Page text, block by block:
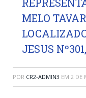
MELO
JESUS
POR CR2-ADMIN3 EM 2 DE